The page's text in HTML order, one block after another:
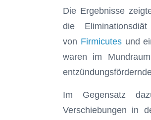
Die Ergebnisse
die
von Firmicutesund
waren im
Im Gegensatz
Verschiebungen in